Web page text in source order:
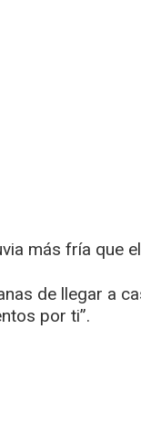
más fría que
de llegar a
por ti”.